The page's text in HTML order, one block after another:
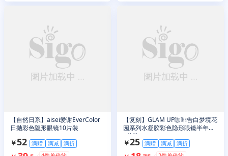
【自然日系】aisei爱谢EverColor
日抛彩色隐形眼镜10片装
￥52 满赠 满减 满折
【复刻】GLAM UP咖啡告白梦境花
园系列水凝胶彩色隐形眼镜半年抛
1片装
￥25 满赠 满减 满折